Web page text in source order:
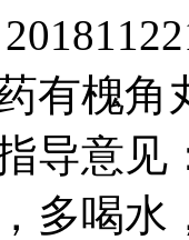
有槐角
导意见
多喝水